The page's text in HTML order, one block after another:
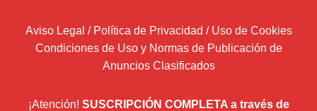
Aviso Legal / Política de Privacidad / Uso de Cookies
Condiciones de Uso y Normas de Publicación de
Anuncios Clasificados
¡Atención! SUSCRIPCIÓN COMPLETA a través de